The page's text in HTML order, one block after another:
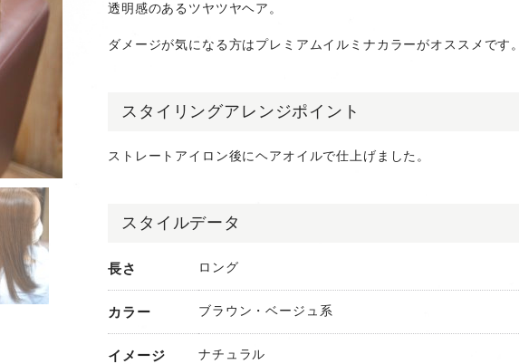
透明感のあるツヤツヤヘア。
ダメージが気になる方はプレミアムイルミナカラーがオススメです。
スタイリングアレンジポイント
ストレートアイロン後にヘアオイルで仕上げました。
スタイルデータ
長さ ロング
カラー ブラウン・ベージュ系
イメージ ナチュラル